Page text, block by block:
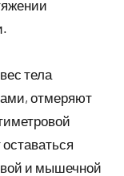
тела
отмеряют
и мышечной